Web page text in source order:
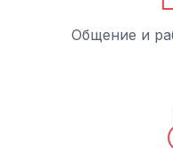
Общение и